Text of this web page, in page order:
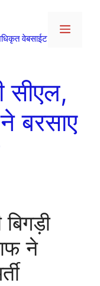
वेबसाईट
Menu
सीएल,
बरसाए
ने